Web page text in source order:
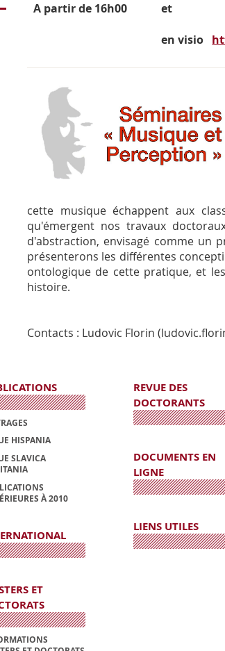
A partir de 16h00 et
en visio
cette musique échappent aux
qu'émergent nos travaux
d'abstraction, envisagé comme un
présenterons les différentes
ontologique de cette pratique, et
histoire.
Contacts : Ludovic Florin
HISPANIA
SLAVICA
À 2010
ET
REVUE DES
DOCTORANTS
DOCUMENTS EN
LIGNE
LIENS UTILES